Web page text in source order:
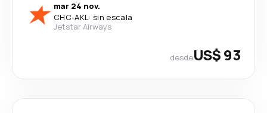
mar 24 nov.
CHC-AKL· sin escala
Jetstar Airways
desdeUS$ 93